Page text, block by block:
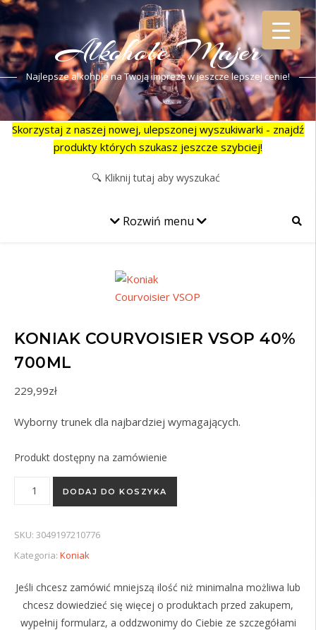
Alkohole Majer
Najlepsze alkohole na Twoją imprezę w jeszcze lepszej cenie!
Skorzystaj z naszej nowej, ulepszonej wyszukiwarki - znajdź
produkty których szukasz jeszcze szybciej!
Rozwiń menu
KONIAK COURVOISIER VSOP 40%
700ML
229,99zł
Wyborny trunek dla najbardziej wymagających.
Produkt dostępny na zamówienie
ilość KONIAK COURVOISIER VSOP 40% 700ML
DODAJ DO KOSZYKA
SKU: 3049197210776
Kategoria: Koniak
Jeśli chcesz zamówić mniejszą ilość niż minimalna możliwa lub
chcesz dowiedzieć się więcej o produktach przed zakupem,
wypełnij formularz, a oddzwonimy do Ciebie ze szczegółami